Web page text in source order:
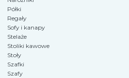
Półki
Regały
Sofy i kanapy
Stelaże
Stoliki kawowe
Stoły
Szafki
Szafy